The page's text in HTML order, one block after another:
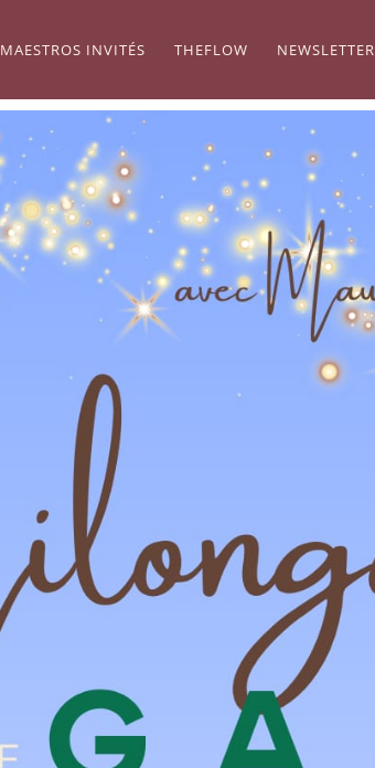
MAESTROS INVITÉS THEFLOW NEWSLETTER